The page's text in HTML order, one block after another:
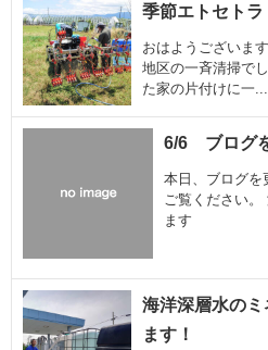
季節エトセトラ
おはようございま
地区の一斉清掃で
た家の片付けに一...
6/6 ブログ
本日、ブログを
ご覧ください
ます
海洋深層水の
ます！